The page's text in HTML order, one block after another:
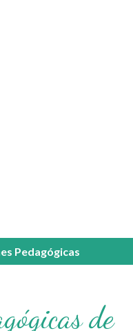
Pedagógicas
de